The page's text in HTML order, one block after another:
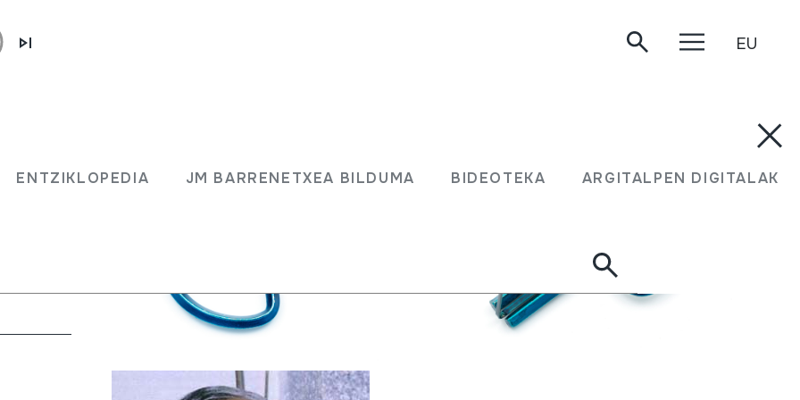
ENTZIKLOPEDIA JM BARRENETXEA BILDUMA BIDEOTEKA ARGITALPEN DIGITALAK
EU